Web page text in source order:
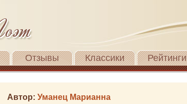
Отзывы Классики Рейтинги
Автор: Уманец Марианна